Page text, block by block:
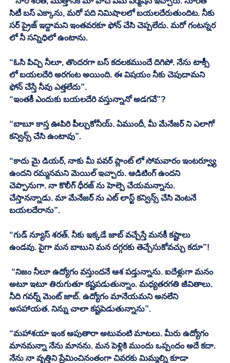
సిటీ బస్ ఎక్కాను, మరో పది నిమిషాలలో బయలదేరుతుందిట. నీకు
సర్ ప్రైజ్ ఇద్దామని ఇంతవరకూ ఫోన్ చేసి చెప్పలేదు. మరో గంటన్నర
లో నీ సన్నిధిలో ఉంటాను.
“ఓసి పిచ్చి నీలూ, తొందరగా బస్ కదలకముందే దిగిపో. నేను టాక్సీ
లో బయలదేరి అరగంట అయింది. ఈ విషయం నీకు చెపుదామని
ఫోన్ చేస్తే నీవు ఎత్తలేదు”.
“ఇంతకీ ఎందుకు బయలదేరి వస్తున్నానో అడగవే”?
“బాబూ కాస్త ఊపిరి పీల్చుకోనీయ్. ఏముందీ, మీ మేనేజర్ ని ఎలాగో
కన్విన్స్ చేసి ఉంటావు”.
“కాదు మై డియర్, నాకు మీ పవర్ ప్లాంట్ లో సోమవారం ఇంటర్వ్యూ
ఉందని రమ్మనమని మెయిల్ ఇచ్చారు. ఆడిటింగ్ ఉందని
చెప్పానుగా. నా కొలీగ్ ధీరజ్ ను హెల్పె చేయమన్నాను.
చేస్తానన్నాడు. మా మేనేజర్ ను ఎట్ లాస్ట్ కన్విన్స్ చేసి వెంటనే
బయలదేరాను”.
“గుడ్ న్యూస్ శరత్. నీకు ఇక్కడే జాబ్ వచ్చేస్తే మనకీ కష్టాలు
ఉండవు. పైగా మన బాబుని మన దగ్గరకు తెచ్చేసుకోవచ్చు కదూ”!
అటూ ఇటూ తిరుగుతూ కష్టపడుతున్నాం. మధ్యతరగతి జీవితాలు.
నీది గవర్న్ మెంట్ జాబ్. ఉద్యోగం మానేయమని అనలేని
అసహాయత. నిన్ను చాలా కష్టపెడుతున్నాను”.
“మహాశయా ఇంక ఆపుతారా అటువంటి మాటలు. మీరు ఉద్యోగం
మానమన్నా నేను మానను. మన పెళ్లికి ముందు ఒప్పందం అదే కదా.
నేను నా వృత్తిని ప్రేమించినంతంగా చివరకు మిమ్మల్ని కూడా